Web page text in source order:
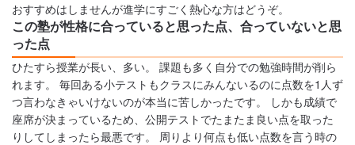
おすすめはしませんが進学にすごく熱心な方はどうぞ。
この塾が性格に合っていると思った点、合っていないと思
った点
ひたすら授業が長い、多い。 課題も多く自分での勉強時間が削ら
れます。 毎回ある小テストもクラスにみんないるのに点数を1人ず
つ言わなきゃいけないのが本当に苦しかったです。 しかも成績で
座席が決まっているため、公開テストでたまたま良い点を取った
りしてしまったら最悪です。 周りより何点も低い点数を言う時の